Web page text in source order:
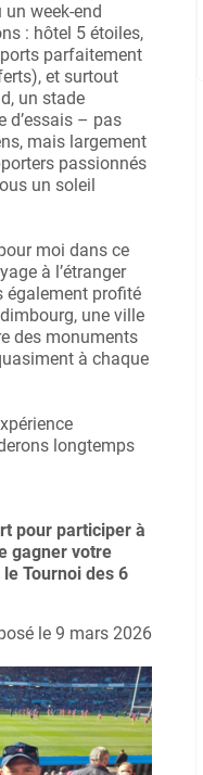
week-end
: hôtel 5 étoiles,
parfaitement
et surtout
un stade
d’essais – pas
mais largement
passionnés
un soleil
moi dans ce
à l’étranger
également profité
une ville
des monuments
à chaque
longtemps
pour participer à
gagner votre
Tournoi des 6
le 9 mars 2026